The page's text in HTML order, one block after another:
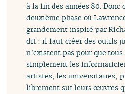
à la fin des années 80. Donc
deuxième phase où
grandement inspiré par
dit : il faut créer des outils
n’existent pas pour que
simplement les
artistes, les universitaires,
librement sur leurs œuvres